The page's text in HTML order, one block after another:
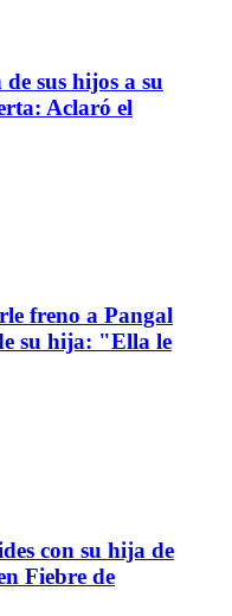
sus hijos a su
Aclaró el
freno a Pangal
su hija: "Ella le
con su hija de
Fiebre de